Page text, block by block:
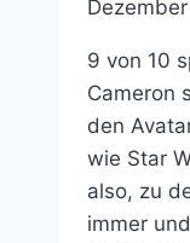
9 von 10
Cameron
den
wie Star
also, zu
immer